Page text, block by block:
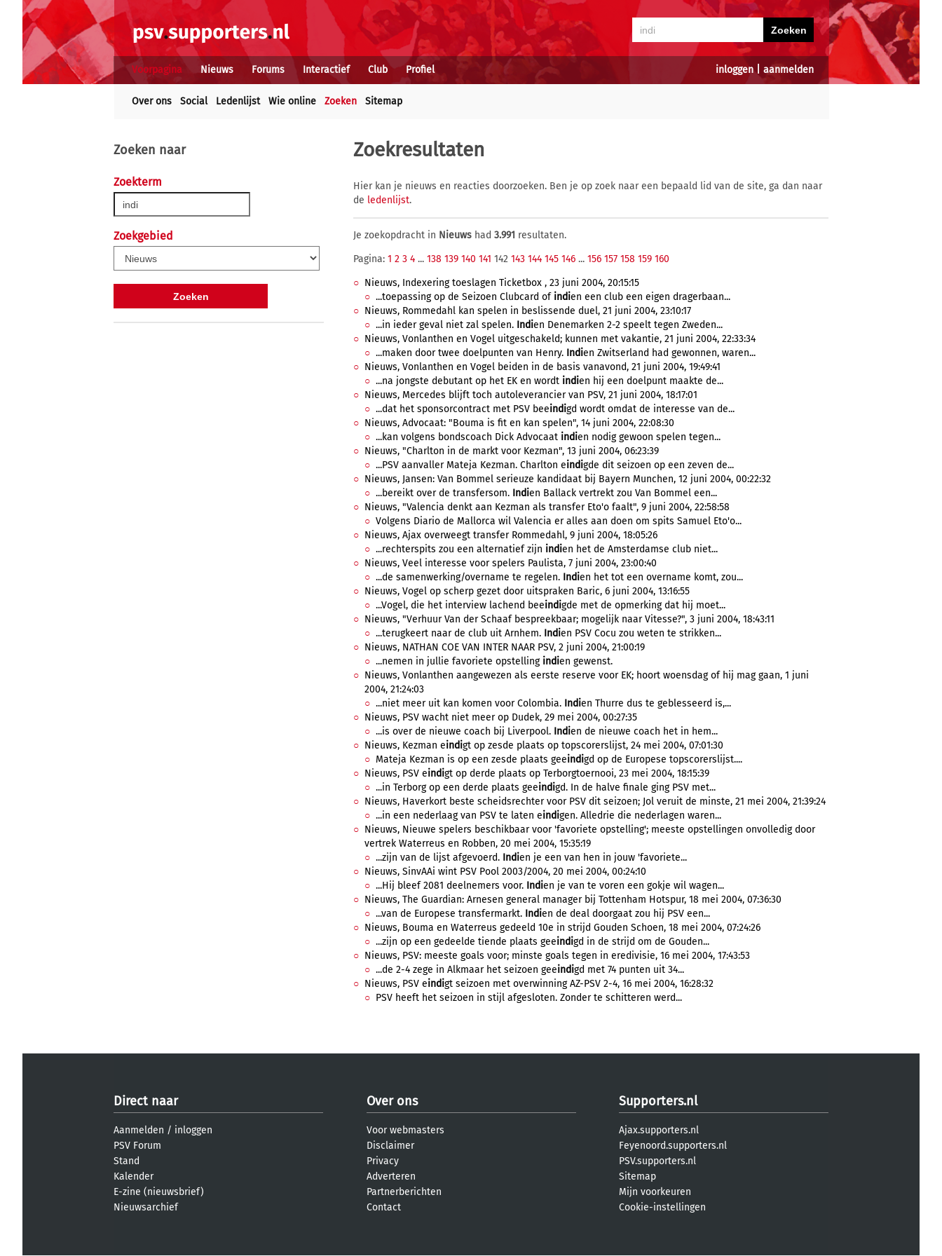
inloggen| aanmelden
Voorpagina Nieuws Forums Interactief Club Profiel
Over ons Social Ledenlijst Wie online Zoeken Sitemap
Zoeken naar
Zoekterm
Zoekgebied
Zoekresultaten
Hier kan je nieuws en reacties doorzoeken. Ben je op zoek naar een bepaald lid van de site, ga dan naar
de ledenlijst.
Je zoekopdracht in Nieuws had 3.991 resultaten.
Pagina: 1 2 3 4 ... 138 139 140 141 142 143 144 145 146 ... 156 157 158 159 160
Nieuws, Indexering toeslagen Ticketbox , 23 juni 2004, 20:15:15
...toepassing op de Seizoen Clubcard of indien een club een eigen dragerbaan...
Nieuws, Rommedahl kan spelen in beslissende duel, 21 juni 2004, 23:10:17
...in ieder geval niet zal spelen. Indien Denemarken 2-2 speelt tegen Zweden...
Nieuws, Vonlanthen en Vogel uitgeschakeld; kunnen met vakantie, 21 juni 2004, 22:33:34
...maken door twee doelpunten van Henry. Indien Zwitserland had gewonnen, waren...
Nieuws, Vonlanthen en Vogel beiden in de basis vanavond, 21 juni 2004, 19:49:41
...na jongste debutant op het EK en wordt indien hij een doelpunt maakte de...
Nieuws, Mercedes blijft toch autoleverancier van PSV, 21 juni 2004, 18:17:01
...dat het sponsorcontract met PSV beeindigd wordt omdat de interesse van de...
Nieuws, Advocaat: "Bouma is fit en kan spelen", 14 juni 2004, 22:08:30
...kan volgens bondscoach Dick Advocaat indien nodig gewoon spelen tegen...
Nieuws, "Charlton in de markt voor Kezman", 13 juni 2004, 06:23:39
...PSV aanvaller Mateja Kezman. Charlton eindigde dit seizoen op een zeven de...
Nieuws, Jansen: Van Bommel serieuze kandidaat bij Bayern Munchen, 12 juni 2004, 00:22:32
...bereikt over de transfersom. Indien Ballack vertrekt zou Van Bommel een...
Nieuws, "Valencia denkt aan Kezman als transfer Eto'o faalt", 9 juni 2004, 22:58:58
Volgens Diario de Mallorca wil Valencia er alles aan doen om spits Samuel Eto'o...
Nieuws, Ajax overweegt transfer Rommedahl, 9 juni 2004, 18:05:26
...rechterspits zou een alternatief zijn indien het de Amsterdamse club niet...
Nieuws, Veel interesse voor spelers Paulista, 7 juni 2004, 23:00:40
...de samenwerking/overname te regelen. Indien het tot een overname komt, zou...
Nieuws, Vogel op scherp gezet door uitspraken Baric, 6 juni 2004, 13:16:55
...Vogel, die het interview lachend beeindigde met de opmerking dat hij moet...
Nieuws, "Verhuur Van der Schaaf bespreekbaar; mogelijk naar Vitesse?", 3 juni 2004, 18:43:11
...terugkeert naar de club uit Arnhem. Indien PSV Cocu zou weten te strikken...
Nieuws, NATHAN COE VAN INTER NAAR PSV, 2 juni 2004, 21:00:19
...nemen in jullie favoriete opstelling indien gewenst.
Nieuws, Vonlanthen aangewezen als eerste reserve voor EK; hoort woensdag of hij mag gaan, 1 juni
2004, 21:24:03
...niet meer uit kan komen voor Colombia. Indien Thurre dus te geblesseerd is,...
Nieuws, PSV wacht niet meer op Dudek, 29 mei 2004, 00:27:35
...is over de nieuwe coach bij Liverpool. Indien de nieuwe coach het in hem...
Nieuws, Kezman eindigt op zesde plaats op topscorerslijst, 24 mei 2004, 07:01:30
Mateja Kezman is op een zesde plaats geeindigd op de Europese topscorerslijst....
Nieuws, PSV eindigt op derde plaats op Terborgtoernooi, 23 mei 2004, 18:15:39
...in Terborg op een derde plaats geeindigd. In de halve finale ging PSV met...
Nieuws, Haverkort beste scheidsrechter voor PSV dit seizoen; Jol veruit de minste, 21 mei 2004, 21:39:24
...in een nederlaag van PSV te laten eindigen. Alledrie die nederlagen waren...
Nieuws, Nieuwe spelers beschikbaar voor 'favoriete opstelling'; meeste opstellingen onvolledig door
vertrek Waterreus en Robben, 20 mei 2004, 15:35:19
...zijn van de lijst afgevoerd. Indien je een van hen in jouw 'favoriete...
Nieuws, SinvAAi wint PSV Pool 2003/2004, 20 mei 2004, 00:24:10
...Hij bleef 2081 deelnemers voor. Indien je van te voren een gokje wil wagen...
Nieuws, The Guardian: Arnesen general manager bij Tottenham Hotspur, 18 mei 2004, 07:36:30
...van de Europese transfermarkt. Indien de deal doorgaat zou hij PSV een...
Nieuws, Bouma en Waterreus gedeeld 10e in strijd Gouden Schoen, 18 mei 2004, 07:24:26
...zijn op een gedeelde tiende plaats geeindigd in de strijd om de Gouden...
Nieuws, PSV: meeste goals voor; minste goals tegen in eredivisie, 16 mei 2004, 17:43:53
...de 2-4 zege in Alkmaar het seizoen geeindigd met 74 punten uit 34...
Nieuws, PSV eindigt seizoen met overwinning AZ-PSV 2-4, 16 mei 2004, 16:28:32
PSV heeft het seizoen in stijl afgesloten. Zonder te schitteren werd...
Direct naar
Aanmelden / inloggen
PSV Forum
Stand
Kalender
E-zine (nieuwsbrief)
Nieuwsarchief
Over ons
Voor webmasters
Disclaimer
Privacy
Adverteren
Partnerberichten
Contact
Supporters.nl
Ajax.supporters.nl
Feyenoord.supporters.nl
PSV.supporters.nl
Sitemap
Mijn voorkeuren
Cookie-instellingen